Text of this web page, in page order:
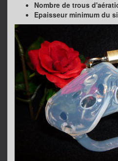
Nombre de trous
Epaisseur minimum du